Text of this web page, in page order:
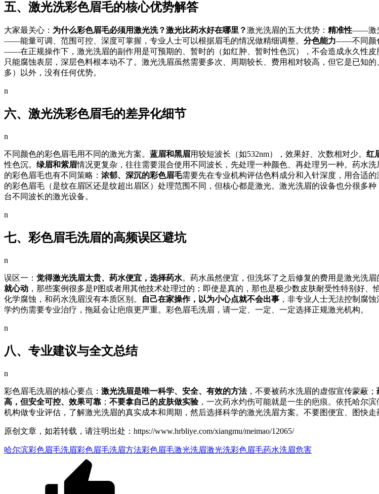
五、激光洗彩色眉毛的核心优势解答
大家最关心： 为什么彩色眉毛必须用激光洗？激光比药水好在哪里？激光洗眉的五大优势： 精准性——激
——能量可调、范围可控、深度可掌握，专业人士可以根据眉毛的情况做精细调整。 分色能力——不同颜
——在正规操作下，激光洗眉的副作用是可预期的、暂时的（如红肿、暂时性色沉），不会造成永久性皮
只能腐蚀表层，深层色料根本动不了。激光洗眉虽然需要多次、周期较长、费用相对较高，但它是已知
多）以外，没有任何优势。
n
六、激光洗彩色眉毛的差异化细节
n
不同颜色的彩色眉毛用不同的激光方案。 蓝眉和黑眉用较短波长（如532nm），效果好、次数相对少。 红
性色沉。 绿眉和紫眉情况更复杂，往往需要混合使用不同波长，先处理一种颜色、再处理另一种。药水
的彩色眉毛也有不同策略： 浓郁、深沉的彩色眉毛需要先在专业机构评估色料成分和入针深度，用合适的
的彩色眉毛（是纹在眉区还是纹超出眉区）处理范围不同，但核心都是激光。激光洗眉的设备也分很多种
台不同波长的激光设备。
n
七、彩色眉毛洗眉的高频误区避坑
n
误区一： 觉得激光洗眉太贵、药水便宜，选择药水。药水虽然便宜，但洗坏了之后修复的费用是激光洗眉
就心动 ，那些案例很多是P图或者用其他技术处理过的；即使是真的，那也是极少数皮肤耐受性特别好、
化学腐蚀，和药水洗眉没有本质区别。
自己在家操作，以为小心点就不会出事 ，非专业人士无法控制腐
学灼伤需要专业治疗，拖延会让疤痕更严重。彩色眉毛洗眉，请一定、一定、一定选择正规激光机构。
n
八、专业建议与全文总结
n
彩色眉毛洗眉的核心要点： 激光洗眉是唯一科学、安全、有效的方法，不要被药水洗眉的虚假宣传蒙蔽；
高，但安全可控、效果可靠 ； 不要拿自己的皮肤做实验，一次药水灼伤可能就是一生的疤痕。依托哈尔
机构做专业评估，了解激光洗眉的真实成本和周期，然后选择科学的激光洗眉方案。不要图便宜、图快走
原创文章，如若转载，请注明出处：https://www.hrbliye.com/xiangmu/meimao/12065/
哈尔滨彩色眉毛洗眉彩色眉毛洗眉方法彩色眉毛激光洗眉激光洗彩色眉毛药水洗眉危害